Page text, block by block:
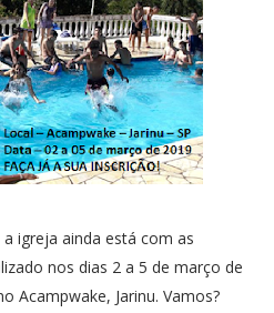
igreja ainda está com as
nos dias 2 a 5 de março de
Acampwake, Jarinu. Vamos?